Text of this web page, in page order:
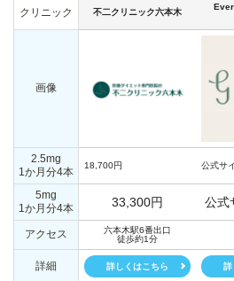
クリニック 不二クリニック六本木
画像
2.5mg
1か月分4本
18,700円 公式サ
5mg
1か月分4本
33,300円 公式
アクセス
六本木駅6番出口
徒歩約1分
詳細 詳しくはこちら 詳